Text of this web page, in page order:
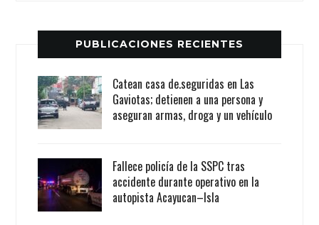
PUBLICACIONES RECIENTES
Catean casa de.seguridas en Las
Gaviotas; detienen a una persona y
aseguran armas, droga y un vehículo
Fallece policía de la SSPC tras
accidente durante operativo en la
autopista Acayucan–Isla